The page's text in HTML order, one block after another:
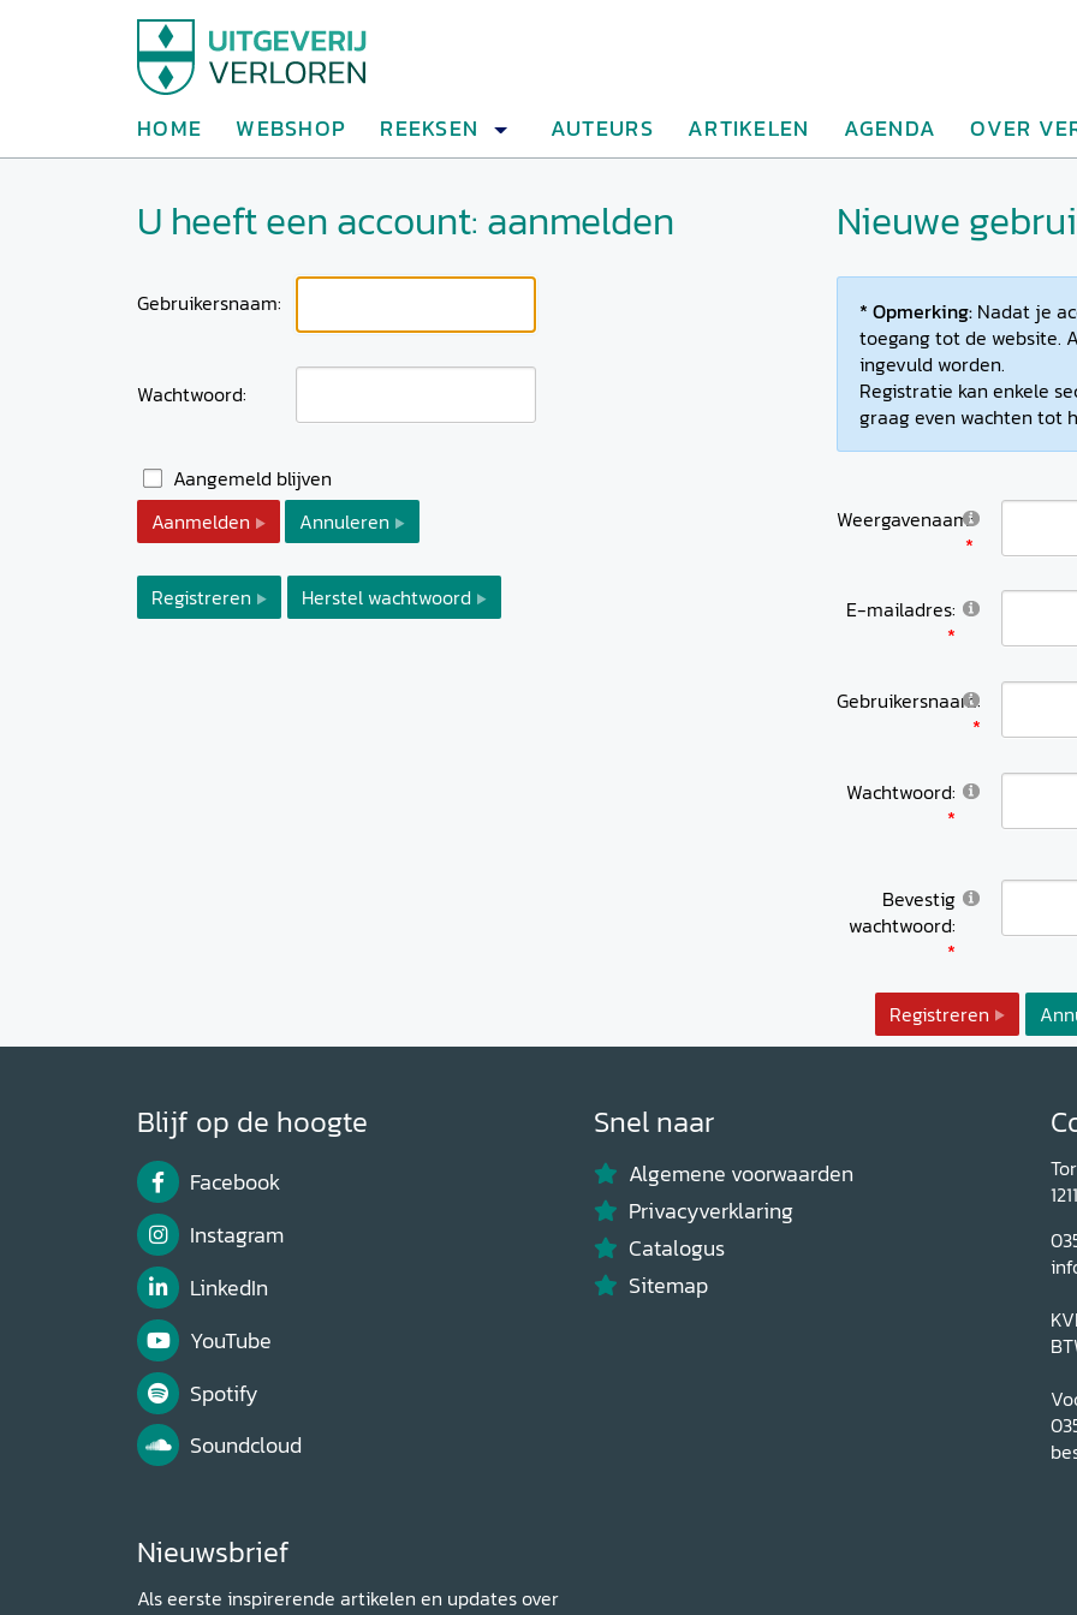
HOME WEBSHOP REEKSEN AUTEURS ARTIKELEN AGENDA OVER
U heeft een account: aanmelden
Gebruikersnaam:
Wachtwoord:
Aangemeld blijven
Aanmelden
Annuleren
Registreren Herstel wachtwoord
Nieuwe
* Opmerking: Nadat je
toegang tot de website.
ingevuld worden.
Registratie kan enkele
graag even wachten tot
Weergavenaam:
E-mailadres:
Gebruikersnaam:
Wachtwoord:
Bevestig
wachtwoord:
Registreren
Blijf op de hoogte
Facebook
Instagram
LinkedIn
YouTube
Spotify
Soundcloud
Nieuwsbrief
Als eerste inspirerende artikelen en updates over
Snel naar
Algemene voorwaarden
Privacyverklaring
Catalogus
Sitemap